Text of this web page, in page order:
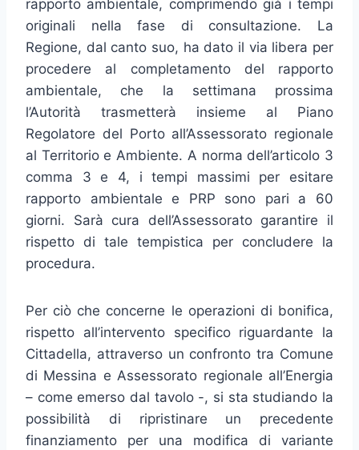
rapporto ambientale, comprimendo già i tempi
originali nella fase di consultazione. La
Regione, dal canto suo, ha dato il via libera per
procedere al completamento del rapporto
ambientale, che la settimana prossima
l’Autorità trasmetterà insieme al Piano
Regolatore del Porto all’Assessorato regionale
al Territorio e Ambiente. A norma dell’articolo 3
comma 3 e 4, i tempi massimi per esitare
rapporto ambientale e PRP sono pari a 60
giorni. Sarà cura dell’Assessorato garantire il
rispetto di tale tempistica per concludere la
procedura.
Per ciò che concerne le operazioni di bonifica,
rispetto all’intervento specifico riguardante la
Cittadella, attraverso un confronto tra Comune
di Messina e Assessorato regionale all’Energia
– come emerso dal tavolo -, si sta studiando la
possibilità di ripristinare un precedente
finanziamento per una modifica di variante